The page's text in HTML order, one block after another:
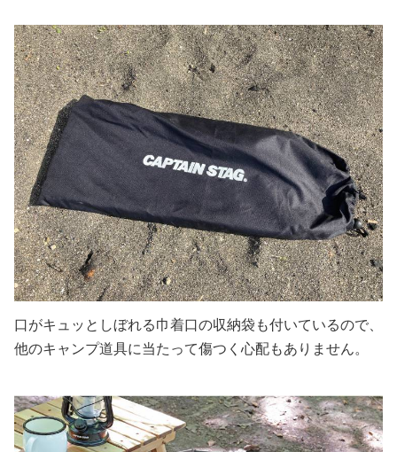
口がキュッとしぼれる巾着口の収納袋も付いているので、
他のキャンプ道具に当たって傷つく心配もありません。